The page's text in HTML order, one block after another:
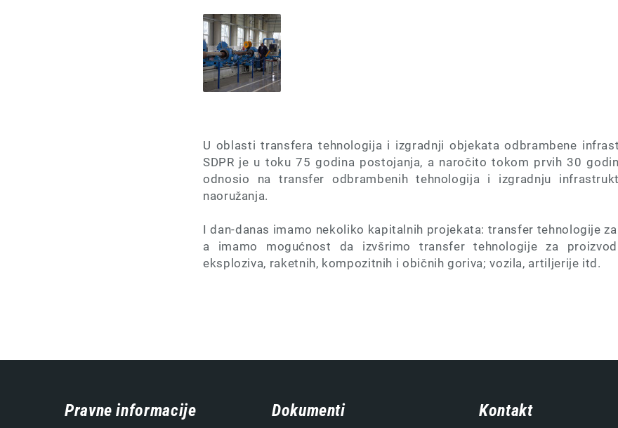
U oblasti transfera tehnologija i izgradnji objekata odbrambene
SDPR je u toku 75 godina postojanja, a naročito tokom prvih 30
odnosio na transfer odbrambenih tehnologija i izgradnju
naoružanja.
I dan-danas imamo nekoliko kapitalnih projekata: transfer tehnologije
a imamo mogućnost da izvšrimo transfer tehnologije za
eksploziva, raketnih, kompozitnih i običnih goriva; vozila, artiljerije itd.
Навигација
Pravne informacije Dokumenti Kontakt